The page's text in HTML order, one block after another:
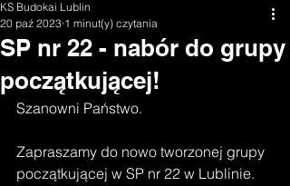
SP nr 22 - nabór do grupy
początkującej!
KS Budokai Lublin
20 paź 2023 1 minut(y) czytania
Szanowni Państwo.
Zapraszamy do nowo tworzonej grupy
początkującej w SP nr 22 w Lublinie.